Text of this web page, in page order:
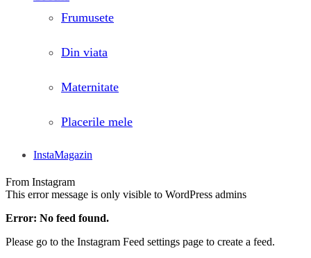
Frumusete
Din viata
Maternitate
Placerile mele
InstaMagazin
From Instagram
This error message is only visible to WordPress admins
Error: No feed found.
Please go to the Instagram Feed settings page to create a feed.